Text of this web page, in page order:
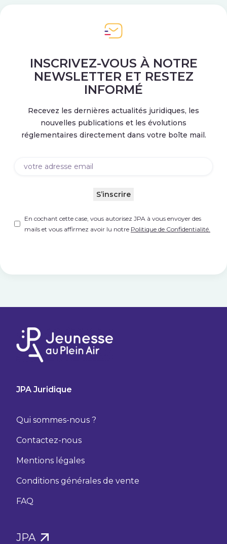
INSCRIVEZ-VOUS À NOTRE
NEWSLETTER ET RESTEZ
INFORMÉ
Recevez les dernières actualités juridiques, les
nouvelles publications et les évolutions
réglementaires directement dans votre boîte mail.
Untitled(Nécessaire)
En cochant cette case, vous autorisez JPA à vous envoyer des
mails et vous affirmez avoir lu notre Politique de Confidentialité.
Email(Nécessaire)
S’inscrire
JPA Juridique
Qui sommes-nous ?
Contactez-nous
Mentions légales
Conditions générales de vente
FAQ
JPA